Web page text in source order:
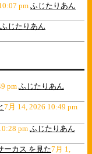
pm ふじたりあん
ふじたりあん
pmふじたりあん
7月 14, 2026 10:49 pm
pm ふじたりあん
ーカス を見た7月 1,